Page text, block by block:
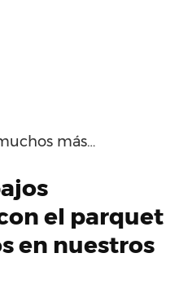
más…
el parquet
en nuestros